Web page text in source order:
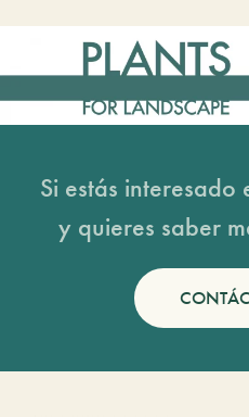
Si estás interesado
y quieres saber